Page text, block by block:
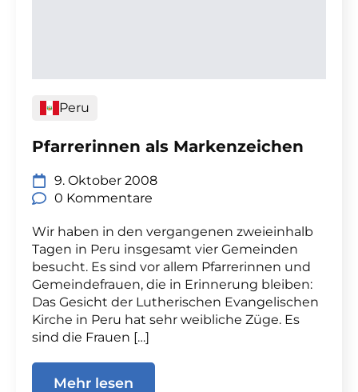
Peru
Pfarrerinnen als Markenzeichen
9. Oktober 2008
0 Kommentare
Wir haben in den vergangenen zweieinhalb
Tagen in Peru insgesamt vier Gemeinden
besucht. Es sind vor allem Pfarrerinnen und
Gemeindefrauen, die in Erinnerung bleiben:
Das Gesicht der Lutherischen Evangelischen
Kirche in Peru hat sehr weibliche Züge. Es
sind die Frauen […]
Mehr lesen